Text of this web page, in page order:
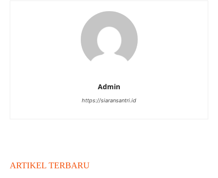
Admin
https://siaransantri.id
ARTIKEL TERBARU